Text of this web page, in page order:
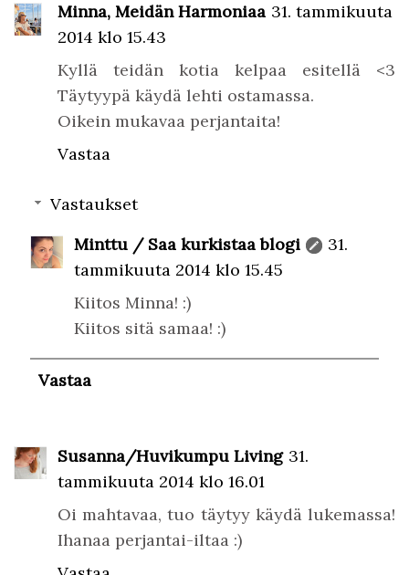
Minna, Meidän Harmoniaa 31. tammikuuta
2014 klo 15.43
Kyllä teidän kotia kelpaa esitellä <3
Täytyypä käydä lehti ostamassa.
Oikein mukavaa perjantaita!
Vastaa
Vastaukset
Minttu / Saa kurkistaa blogi
31.
tammikuuta 2014 klo 15.45
Kiitos Minna! :)
Kiitos sitä samaa! :)
Vastaa
Susanna/Huvikumpu Living 31.
tammikuuta 2014 klo 16.01
Oi mahtavaa, tuo täytyy käydä lukemassa!
Ihanaa perjantai-iltaa :)